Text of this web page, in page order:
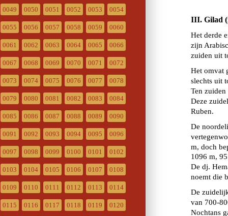
0049 0050 0051 0052 0053 0054
0055 0056 0057 0058 0059 0060
0061 0062 0063 0064 0065 0066
0067 0068 0069 0070 0071 0072
0073 0074 0075 0076 0077 0078
0079 0080 0081 0082 0083 0084
0085 0086 0087 0088 0089 0090
0091 0092 0093 0094 0095 0096
0097 0098 0099 0100 0101 0102
0103 0104 0105 0106 0107 0108
0109 0110 0111 0112 0113 0114
0115 0116 0117 0118 0119 0120